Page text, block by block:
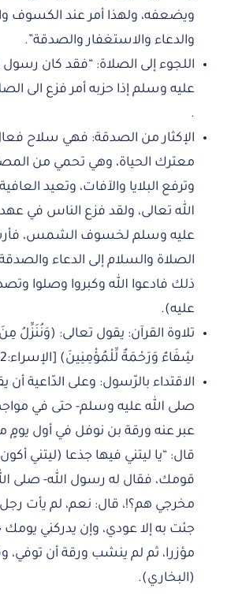
ويضعفه، ولهذا أمر عند الكسوف
والدعاء والاستغفار والصدقة”.
اللجوء إلى الصلاة: “فقد كان رسول
عليه وسلم إذا حزبه أمر فزع الى
.
الإكثار من الصدقة: فهي سلاح
معترك الحياة، وهي تحمي من
وترفع البلايا والآفات، وتعيد
الله تعالى، ولقد فزع الناس في
عليه وسلم لخسوف الشمس،
الصلاة والسلام إلى الدعاء
ذلك فادعوا الله وكبروا وصلوا
عليه).
تلاوة القرآن: يقول تعالى: (وَنُنَزِّلُ
شِفَاءٌ وَرَحْمَةٌ لِّلْمُؤْمِنِينَ) [الإسراء:82].
الاقتداء بالرّسول: وعلى الدّاعية أن
صلى الله عليه وسلم- حتى في
عبر عنه ورقة بن نوفل في أول يومٍ
قال: “يا ليتني فيها جذعا (ليتني
قومك، فقال له رسول الله- صلى
مخرجي هم؟!، قال: نعم، لم يأت
جئت به إلا عودي، وإن يدركني
مؤزرا، ثم لم ينشب ورقة أن توفي،
(البخاري).